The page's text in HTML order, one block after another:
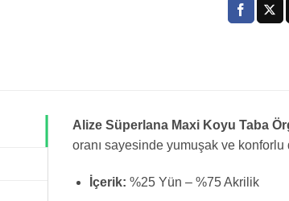
Alize Süperlana Maxi Koyu Taba
oranı sayesinde yumuşak ve konforlu
İçerik: %25 Yün – %75 Akrilik